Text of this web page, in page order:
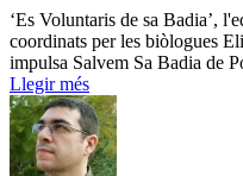
‘Es Voluntaris de sa Badia’,
coordinats per les biòlogues
impulsa Salvem Sa Badia de
Llegir més